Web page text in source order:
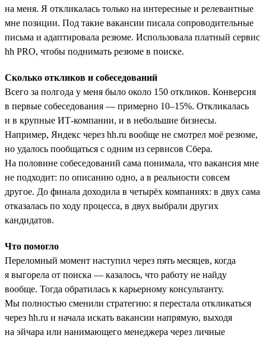
на меня. Я откликалась только на интересные и релевантные
мне позиции. Под такие вакансии писала сопроводительные
письма и адаптировала резюме. Использовала платный сервис
hh PRO, чтобы поднимать резюме в поиске.
Сколько откликов и собеседований
Всего за полгода у меня было около 150 откликов. Конверсия
в первые собеседования — примерно 10–15%. Откликалась
и в крупные ИТ-компании, и в небольшие бизнесы.
Например, Яндекс через hh.ru вообще не смотрел моё резюме,
но удалось пообщаться с одним из сервисов Сбера.
На половине собеседований сама понимала, что вакансия мне
не подходит: по описанию одно, а в реальности совсем
другое. До финала доходила в четырёх компаниях: в двух сама
отказалась по ходу процесса, в двух выбрали других
кандидатов.
Что помогло
Переломный момент наступил через пять месяцев, когда
я выгорела от поиска — казалось, что работу не найду
вообще. Тогда обратилась к карьерному консультанту.
Мы полностью сменили стратегию: я перестала откликаться
через hh.ru и начала искать вакансии напрямую, выходя
на эйчара или нанимающего менеджера через личные